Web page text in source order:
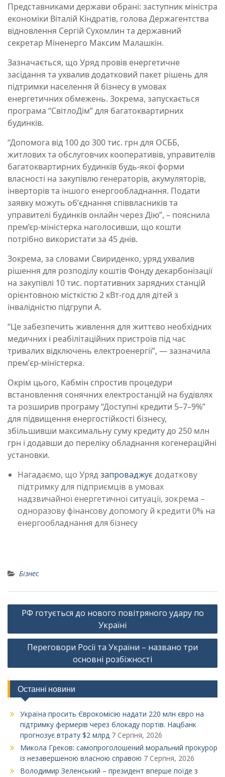
Представниками держави обрані: заступник міністра
економіки Віталій Кіндратів, голова Держагентства
відновлення Сергій Сухомлин та державний
секретар Міненерго Максим Малашкін.
Зазначається, що Уряд провів енергетичне
засідання та ухвалив додатковий пакет рішень для
підтримки населення й бізнесу в умовах
енергетичних обмежень. Зокрема, запускається
програма “СвітлоДім” для багатоквартирних
будинків.
“Допомога від 100 до 300 тис. грн для ОСББ,
житлових та обслуговчих кооперативів, управителів
багатоквартирних будинків будь-якої форми
власності на закупівлю генераторів, акумуляторів,
інверторів та іншого енергообладнання. Подати
заявку можуть обʼєднання співвласників та
управителі будинків онлайн через Дію”, – пояснила
прем’єр-міністерка наголосивши, що кошти
потрібно використати за 45 днів.
Зокрема, за словами Свириденко, уряд ухвалив
рішення для розподілу коштів Фонду декарбонізації
на закупівлі 10 тис. портативних зарядних станцій
орієнтовною місткістю 2 кВт-год для дітей з
інвалідністю підгрупи А.
“Це забезпечить живлення для життєво необхідних
медичних і реабілітаційних пристроїв під час
тривалих відключень електроенергії”, — зазначила
премʼєр-міністерка.
Окрім цього, Кабмін спростив процедури
встановлення сонячних електростанцій на будівлях
та розширив програму “Доступні кредити 5–7–9%”
для підвищення енергостійкості бізнесу,
збільшивши максимальну суму кредиту до 250 млн
грн і додавши до переліку обладнання когенераційні
установки.
Нагадаємо, що Уряд запроваджуєдодаткову
підтримку для підприємців в умовах
надзвичайної енергетичної ситуації, зокрема –
одноразову фінансову допомогу й кредити 0% на
енергообладнання для бізнесу
Бізнес
Навігація
РФ готується до нового повітряного удару по
Україні
Переговори Росії та України – названо три
основні розбіжності
Останні новини
Україна просить Єврокомісію надати 220 млн євро на
підтримку фермерів через блокаду портів. Нацбанк
прогнозує втрату $2 млрд 7 Серпня, 2026
Микола Греков: самопроголошений моральний прокурор
із незавершеною власною справою 7 Серпня, 2026
Володимир Зеленський – президент вперше поїде з